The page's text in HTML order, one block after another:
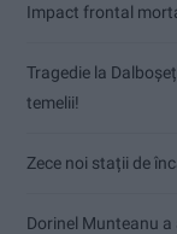
Impact frontal
Tragedie la
temelii!
Zece noi stații de
Dorinel Munteanu